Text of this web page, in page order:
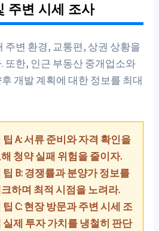
주변 시세 조사
주변 환경, 교통편, 상권 상황을
또한, 인근 부동산 중개업소와
개발 계획에 대한 정보를 최대
A: 서류 준비와 자격 확인을
청약 실패 위험을 줄이자.
팁 B: 경쟁률과 분양가 정보를
하며 최적 시점을 노려라.
C: 현장 방문과 주변 시세 조
실제 투자 가치를 냉철히 판단